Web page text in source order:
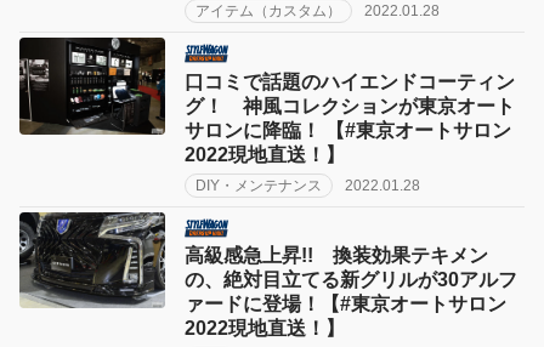
アイテム（カスタム） 2022.01.28
口コミで話題のハイエンドコーティン
グ！ 神風コレクションが東京オート
サロンに降臨！ 【#東京オートサロン
2022現地直送！】
DIY・メンテナンス 2022.01.28
高級感急上昇!! 換装効果テキメン
の、絶対目立てる新グリルが30アルフ
ァードに登場！【#東京オートサロン
2022現地直送！】